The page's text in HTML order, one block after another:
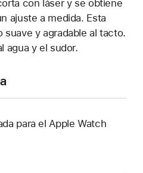
con láser y se obtiene
ajuste a medida. Esta
suave y agradable al tacto.
agua y el sudor.
para el Apple Watch